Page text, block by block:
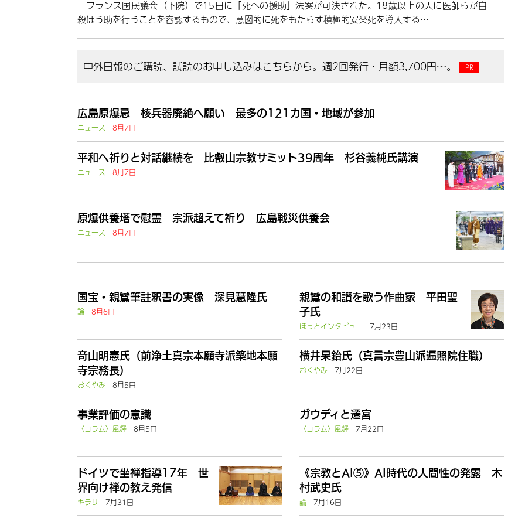
フランス国民議会（下院）で15日に「死への援助」法案が可決された。18歳以上の人に医師らが自
殺ほう助を行うことを容認するもので、意図的に死をもたらす積極的安楽死を導入する…
中外日報のご購読、試読のお申し込みはこちらから。週2回発行・月額3,700円～。
広島原爆忌 核兵器廃絶へ願い 最多の121カ国・地域が参加
ニュース
8月7日
平和へ祈りと対話継続を 比叡山宗教サミット39周年 杉谷義純氏講演
ニュース
8月7日
原爆供養塔で慰霊 宗派超えて祈り 広島戦災供養会
ニュース
8月7日
国宝・親鸞筆註釈書の実像 深見慧隆氏
論
8月6日
竒山明憲氏（前浄土真宗本願寺派築地本願
寺宗務長）
おくやみ
8月5日
事業評価の意識
〈コラム〉風鐸
8月5日
ドイツで坐禅指導17年 世
界向け禅の教え発信
キラリ
7月31日
親鸞の和讃を歌う作曲家 平田聖
子氏
ほっとインタビュー
7月23日
横井杲鈶氏（真言宗豊山派遍照院住職）
おくやみ
7月22日
ガウディと遷宮
〈コラム〉風鐸
7月22日
《宗教とAI⑤》AI時代の人間性の発露 木
村武史氏
論
7月16日